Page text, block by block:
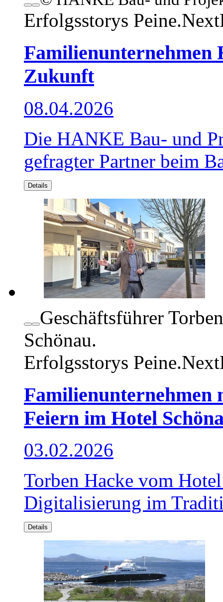
Erfolgsstorys
Familienunternehmen
Zukunft
08.04.2026
Die HANKE Bau- und
gefragter Partner beim
Details
Geschäftsführer
Schönau.
Erfolgsstorys
Familienunternehmen
Feiern im Hotel
03.02.2026
Torben Hacke vom
Digitalisierung im
Details